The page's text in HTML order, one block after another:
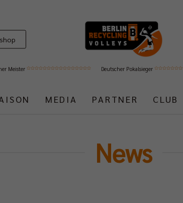
Meister Deutscher Pokalsieger
MEDIA PARTNER CLUB
News